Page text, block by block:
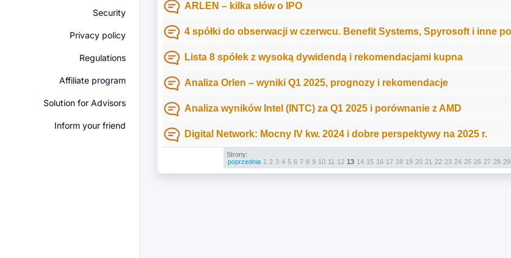
Security
Privacy policy
Regulations
Affiliate program
Solution for Advisors
Inform your friend
ARLEN – kilka słów o IPO
4 spółki do obserwacji w czerwcu. Benefit Systems, Spyrosoft i inne
Lista 8 spółek z wysoką dywidendą i rekomendacjami kupna
Analiza Orlen – wyniki Q1 2025, prognozy i rekomendacje
Analiza wyników Intel (INTC) za Q1 2025 i porównanie z AMD
Digital Network: Mocny IV kw. 2024 i dobre perspektywy na 2025 r.
Strony:
poprzednia 1 2 3 4 5 6 7 8 9 10 11 12 13 14 15 16 17 18 19 20 21 22 23 24 25 26 27 28 29